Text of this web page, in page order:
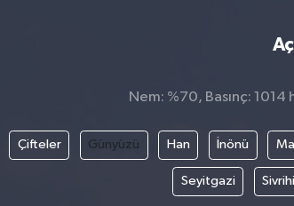
Nem: %70, Basınç: 1014
Çifteler Günyüzü Han İnönü
Seyitgazi